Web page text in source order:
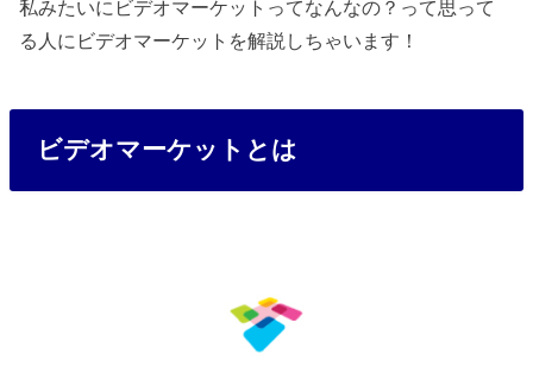
私みたいにビデオマーケットってなんなの？って思って
る人にビデオマーケットを解説しちゃいます！
ビデオマーケットとは